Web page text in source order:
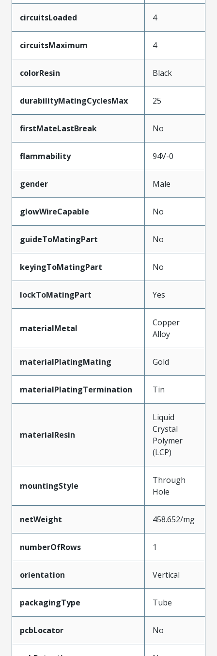
circuitsLoaded 4
circuitsMaximum 4
colorResin Black
durabilityMatingCyclesMax 25
firstMateLastBreak No
flammability 94V-0
gender Male
glowWireCapable No
guideToMatingPart No
keyingToMatingPart No
lockToMatingPart Yes
materialMetal
Copper
Alloy
materialPlatingMating Gold
materialPlatingTermination Tin
materialResin
Liquid
Crystal
Polymer
(LCP)
mountingStyle
Through
Hole
netWeight 458.652/mg
numberOfRows 1
orientation Vertical
packagingType Tube
pcbLocator No